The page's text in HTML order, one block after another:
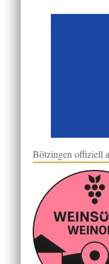
Bötzingen offiziell